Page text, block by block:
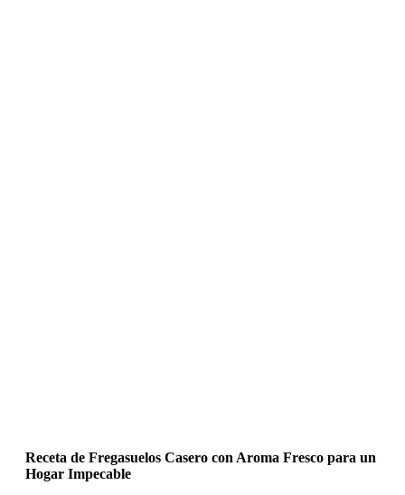
Receta de Fregasuelos Casero con Aroma Fresco para un
Hogar Impecable